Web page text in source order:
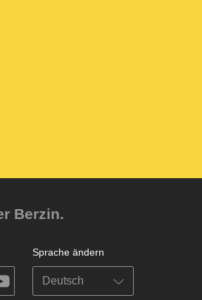
Berzin.
Sprache ändern
youtube